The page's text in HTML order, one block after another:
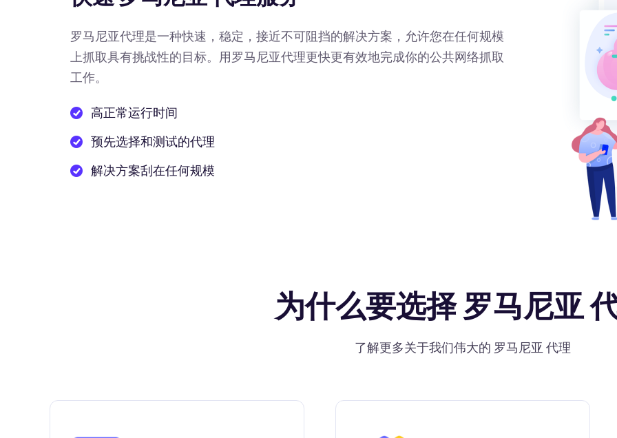
罗马尼亚代理是一种快速，稳定，接近不可阻挡的解决方案，允许您在任何规模
上抓取具有挑战性的目标。用罗马尼亚代理更快更有效地完成你的公共网络抓取
工作。
高正常运行时间
预先选择和测试的代理
解决方案刮在任何规模
为什么要选择 罗马尼亚
了解更多关于我们伟大的 罗马尼亚 代理